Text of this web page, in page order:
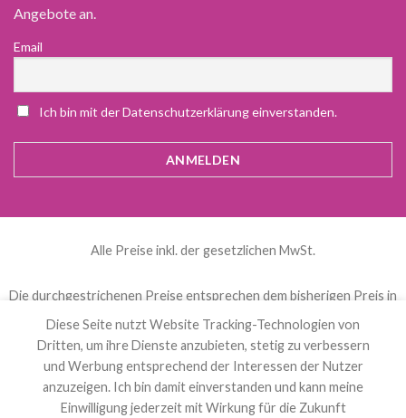
Angebote an.
Email
Ich bin mit der Datenschutzerklärung einverstanden.
Alle Preise inkl. der gesetzlichen MwSt.
Die durchgestrichenen Preise entsprechen dem bisherigen Preis in
diesem Online-Shop.
Diese Seite nutzt Website Tracking-Technologien von
Dritten, um ihre Dienste anzubieten, stetig zu verbessern
und Werbung entsprechend der Interessen der Nutzer
anzuzeigen. Ich bin damit einverstanden und kann meine
Einwilligung jederzeit mit Wirkung für die Zukunft
العربية(Arabisch) Čeština(Tschechisch)
Nederlands (Niederländisch ) English(Englisch